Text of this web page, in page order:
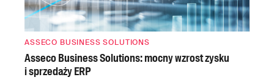
ASSECO BUSINESS SOLUTIONS
Asseco Business Solutions: mocny wzrost zysku
i sprzedaży ERP